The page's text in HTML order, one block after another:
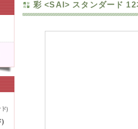
彩 <SAI> スタンダード